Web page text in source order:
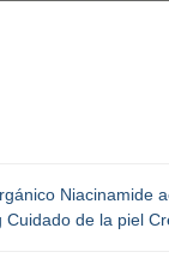
Niacinamide
de la piel